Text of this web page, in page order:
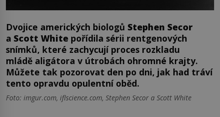
Dvojice amerických biologů Stephen Secor
a Scott White pořídila sérii rentgenových
snímků, které zachycují proces rozkladu
mládě aligátora v útrobách ohromné krajty.
Můžete tak pozorovat den po dni, jak had tráví
tento opravdu opulentní oběd.
Foto: imgur.com, iflscience.com, Stephen Secor a Scott White